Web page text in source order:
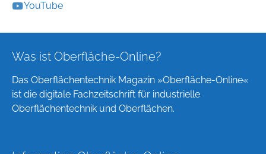
YouTube
Was ist Oberfläche-Online?
Das Oberflächentechnik Magazin »Oberfläche-Online«
ist die digitale Fachzeitschrift für industrielle
Oberflächentechnik und Oberflächen.